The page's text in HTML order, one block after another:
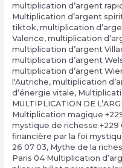
multiplication d’argent
Multiplication d’argent
tiktok, multiplication
Valence, multiplication
multiplication d’argent
multiplication d’argent
multiplication d’argent
l'Autriche, multiplication
d’énergie vitale,
MULTIPLICATION DE
Multiplication magique
mystique de richesse +229
financière par la foi
26 07 03, Mythe de la
Paris 04 Multiplication